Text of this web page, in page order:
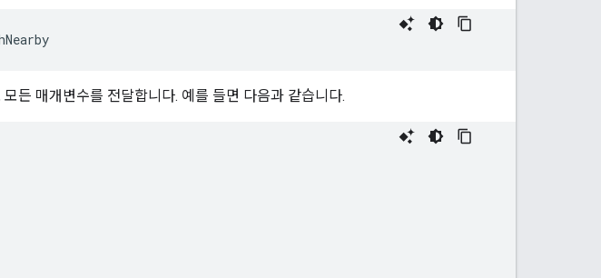
든 매개변수를 전달합니다. 예를 들면 다음과 같습니다.